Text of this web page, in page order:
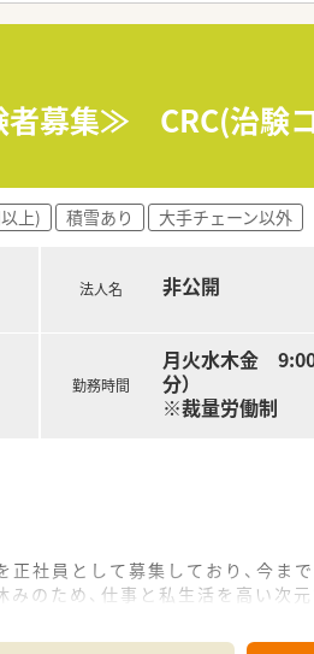
感を持ち、周囲の関係者と誠実
、有効認定期間内であることが
される新入社員研修に全日程参
な調整能力を活かしつつ、さら
持つ国内有数の企業グループで
持など全ステージにおいて「ヒト
ており、時代のニーズに柔軟に
者募集≫ CRC(治
上) 積雪あり 大手チェーン以外
法人名 非公開
勤務時間
月火水木金 9:00
分）
※裁量労働制
社員として募集しており、今ま
のため、仕事と私生活を高い次